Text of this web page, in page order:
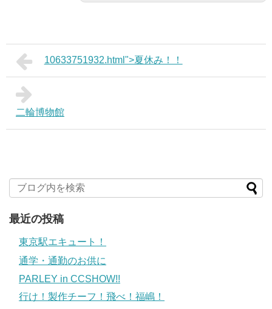
10633751932.html">夏休み！！
二輪博物館
最近の投稿
東京駅エキュート！
通学・通勤のお供に
PARLEY in CCSHOW!!
行け！製作チーフ！飛べ！福嶋！